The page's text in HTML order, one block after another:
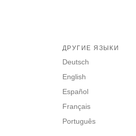
ДРУГИЕ ЯЗЫКИ
Deutsch
English
Español
Français
Português